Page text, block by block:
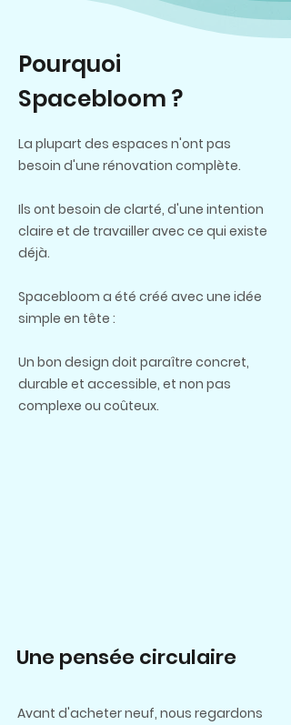
Pourquoi
Spacebloom ?
La plupart des espaces n'ont pas
besoin d'une rénovation complète.
Ils ont besoin de clarté, d'une intention
claire et de travailler avec ce qui existe
déjà.
Spacebloom a été créé avec une idée
simple en tête :
Un bon design doit paraître concret,
durable et accessible, et non pas
complexe ou coûteux.
Une pensée circulaire
Avant d'acheter neuf, nous regardons